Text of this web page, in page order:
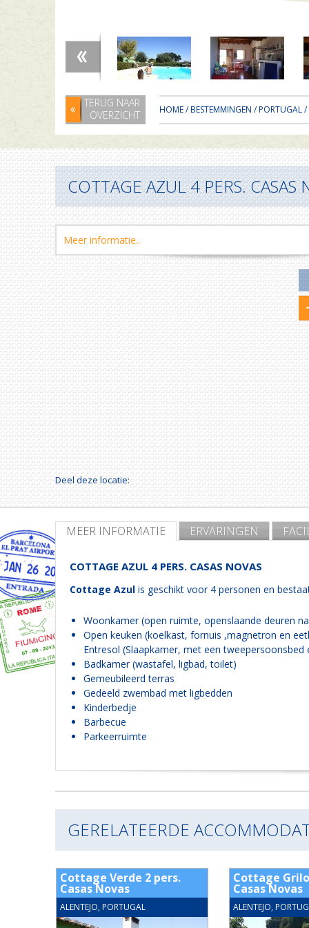
TERUG NAAR
OVERZICHT
HOME/BESTEMMINGEN /PORTUGAL/
COTTAGE AZUL 4 PERS. CASAS
Meer informatie..
Deel deze locatie:
MEER INFORMATIE ERVARINGEN
COTTAGE AZUL 4 PERS. CASAS NOVAS
Cottage Azulis geschikt voor 4 personen en
Woonkamer (open ruimte, openslaande deuren
Open keuken (koelkast, fornuis ,magnetron en
Entresol (Slaapkamer, met een tweepersoonsbed
Badkamer (wastafel, ligbad, toilet)
Gemeubileerd terras
Gedeeld zwembad met ligbedden
Kinderbedje
Barbecue
Parkeerruimte
GERELATEERDE
Cottage Verde 2 pers.
Casas Novas
ALENTEJO, PORTUGAL
Cottage
Casas Novas
ALENTEJO,